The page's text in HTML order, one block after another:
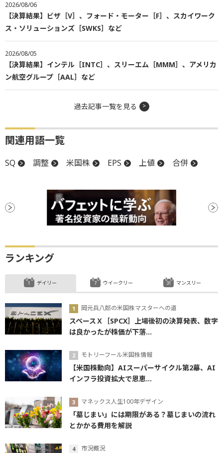
2026/08/06
【決算結果】ビザ［V］、フォード・モーター［F］、スカイワーク
ス・ソリューションズ［SWKS］など
2026/08/05
【決算結果】インテル［INTC］、スリーエム［MMM］、アメリカ
ン航空グループ［AAL］など
過去記事一覧を見る
関連用語一覧
SQ 調整 米国株 EPS 上値 合併
ランキング
デイリー
岡元兵八郎の米国株マスターへの道
スペースＸ［SPCX］上場後初の決算発表、数字
は良かったが株価が下落...
モトリーフール米国株情報
【米国株動向】AIスーパーサイクル第2幕、AI
インフラ投資拡大で恩恵...
マネックス人生100年デザイン
「墓じまい」には期限がある？墓じまいの流れ
とかかる費用を解説
市況概況
ウイークリー マンスリー